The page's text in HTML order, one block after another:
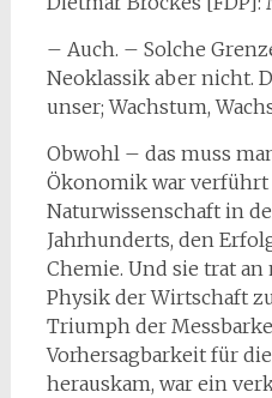
– Auch. – Solche
Neoklassik aber nicht.
unser; Wachstum,
Obwohl – das muss
Ökonomik war
Naturwissenschaft in
Jahrhunderts, den
Chemie. Und sie trat
Physik der Wirtschaft
Triumph der
Vorhersagbarkeit für
herauskam, war ein